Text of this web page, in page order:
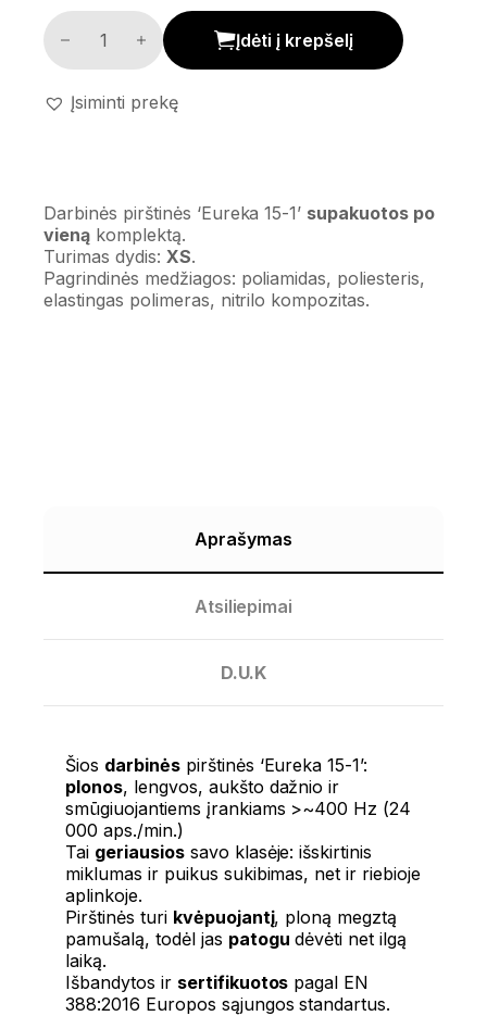
Darbinės pirštinės 'Eureka 15-1' kiekis
Įdėti į krepšelį
Įsiminti prekę
Darbinės pirštinės ‘Eureka 15-1’ supakuotos po
vienąkomplektą.
Turimas dydis: XS.
Pagrindinės medžiagos: poliamidas, poliesteris,
elastingas polimeras, nitrilo kompozitas.
Aprašymas
Atsiliepimai
D.U.K
Šios darbinėspirštinės ‘Eureka 15-1’:
plonos, lengvos, aukšto dažnio ir
smūgiuojantiems įrankiams >~400 Hz (24
000 aps./min.)
Tai geriausiossavo klasėje: išskirtinis
miklumas ir puikus sukibimas, net ir riebioje
aplinkoje.
Pirštinės turi kvėpuojantį, ploną megztą
pamušalą, todėl jas patogu dėvėti net ilgą
laiką.
Išbandytos ir sertifikuotos pagal EN
388:2016 Europos sąjungos standartus.